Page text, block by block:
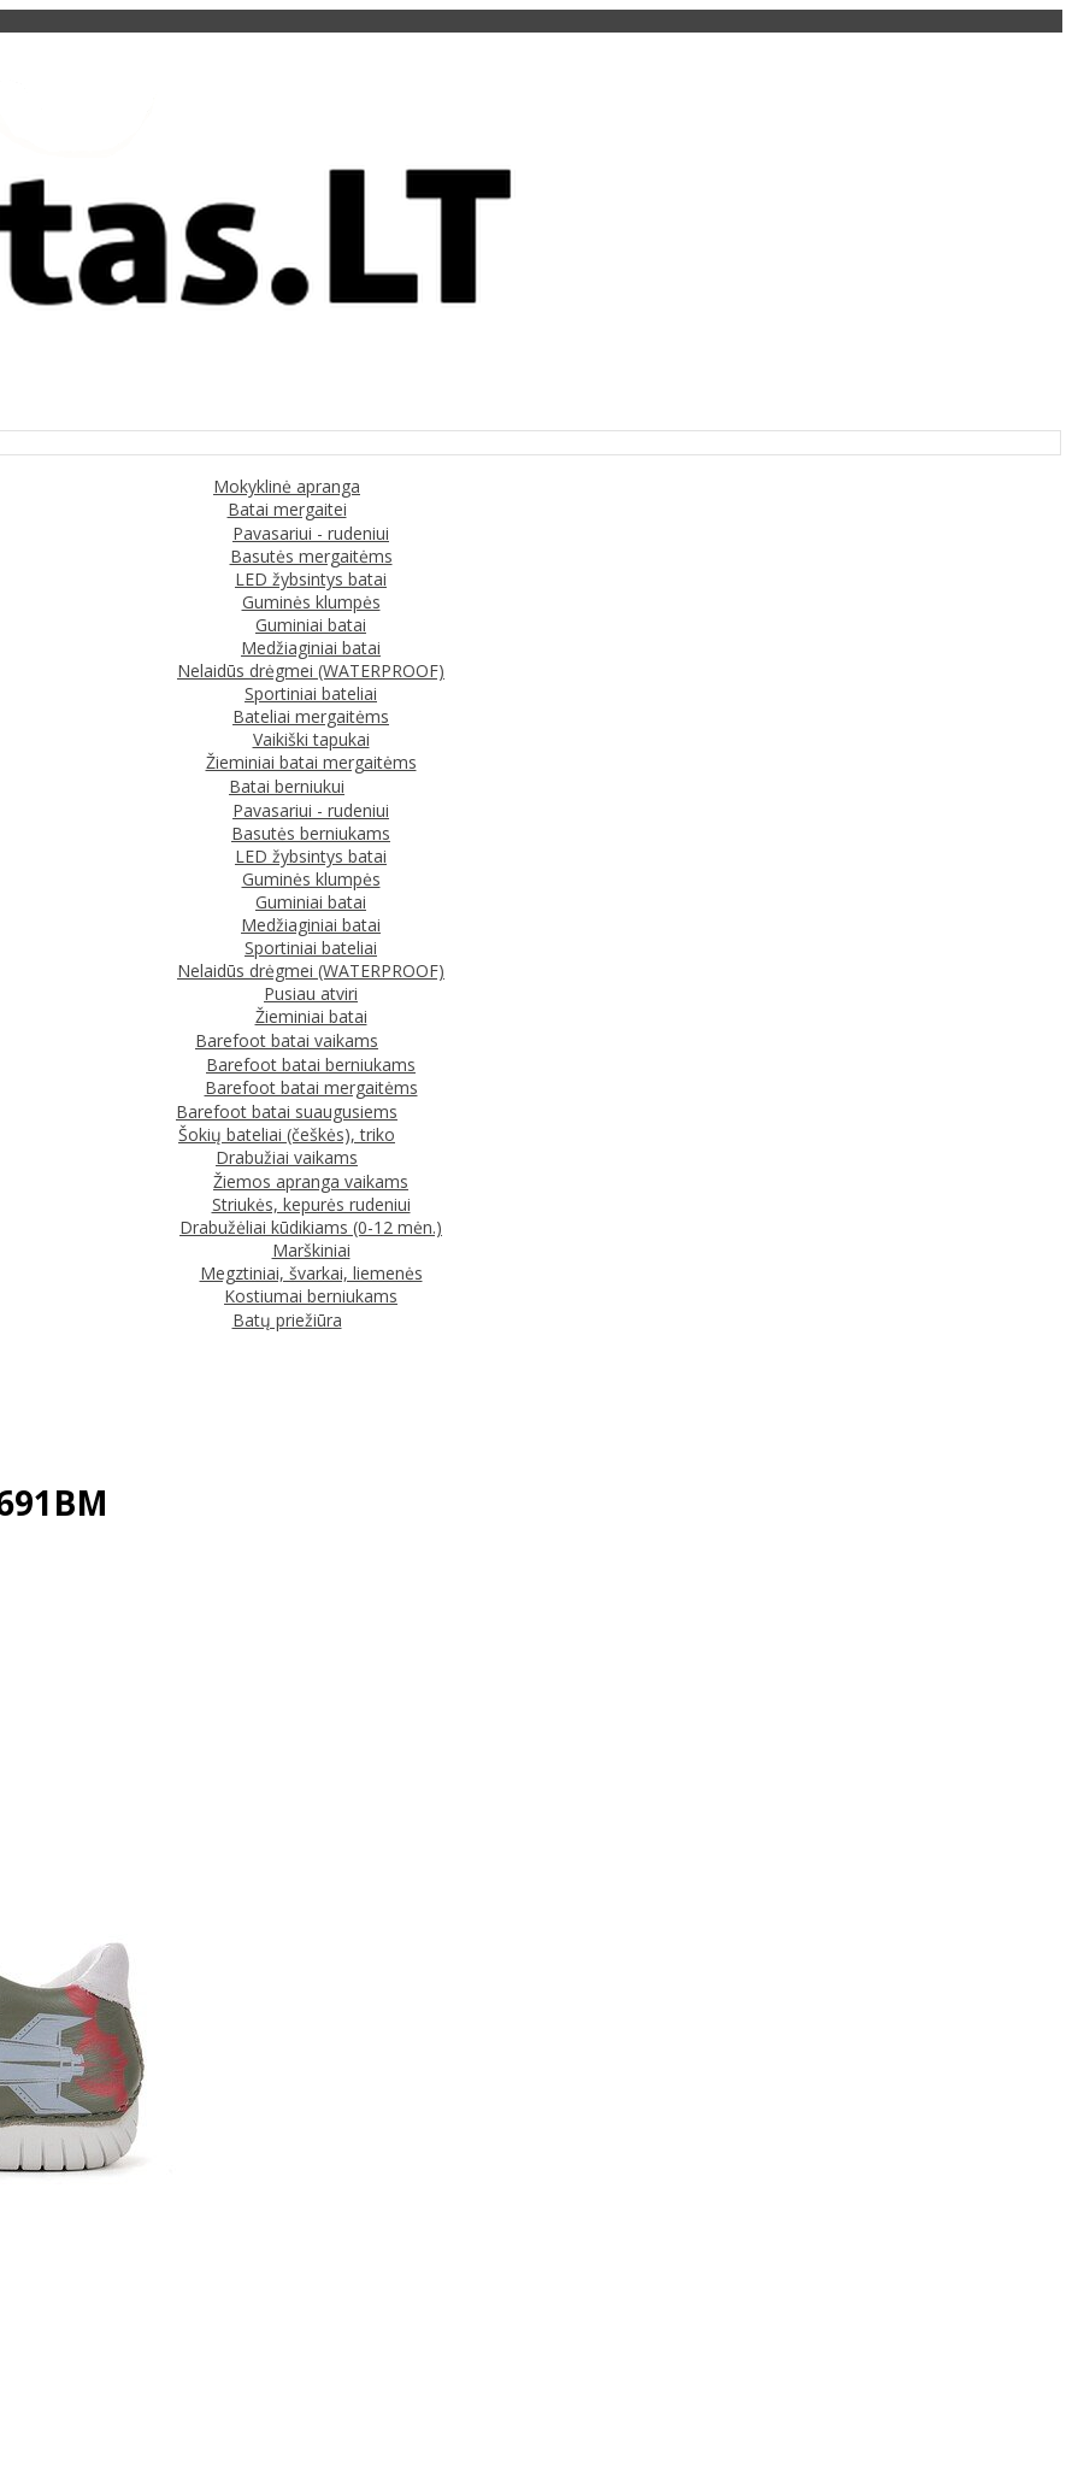
Mokyklinė apranga
Batai mergaitei
Pavasariui - rudeniui
Basutės mergaitėms
LED žybsintys batai
Guminės klumpės
Guminiai batai
Medžiaginiai batai
Nelaidūs drėgmei (WATERPROOF)
Sportiniai bateliai
Bateliai mergaitėms
Vaikiški tapukai
Žieminiai batai mergaitėms
Batai berniukui
Pavasariui - rudeniui
Basutės berniukams
LED žybsintys batai
Guminės klumpės
Guminiai batai
Medžiaginiai batai
Sportiniai bateliai
Nelaidūs drėgmei (WATERPROOF)
Pusiau atviri
Žieminiai batai
Barefoot batai vaikams
Barefoot batai berniukams
Barefoot batai mergaitėms
Barefoot batai suaugusiems
Šokių bateliai (češkės), triko
Drabužiai vaikams
Žiemos apranga vaikams
Striukės, kepurės rudeniui
Drabužėliai kūdikiams (0-12 mėn.)
Marškiniai
Megztiniai, švarkai, liemenės
Kostiumai berniukams
Batų priežiūra